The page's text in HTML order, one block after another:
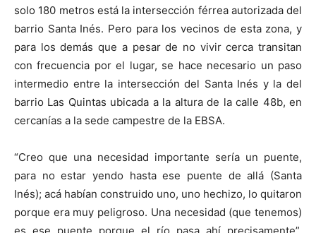
solo 180 metros está la intersección férrea autorizada del
barrio Santa Inés. Pero para los vecinos de esta zona, y
para los demás que a pesar de no vivir cerca transitan
con frecuencia por el lugar, se hace necesario un paso
intermedio entre la intersección del Santa Inés y la del
barrio Las Quintas ubicada a la altura de la calle 48b, en
cercanías a la sede campestre de la EBSA.
“Creo que una necesidad importante sería un puente,
para no estar yendo hasta ese puente de allá (Santa
Inés); acá habían construido uno, uno hechizo, lo quitaron
porque era muy peligroso. Una necesidad (que tenemos)